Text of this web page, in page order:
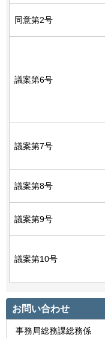
同意第2号
議案第6号
議案第7号
議案第8号
議案第9号
議案第10号
お問い合わせ
事務局総務課総務係